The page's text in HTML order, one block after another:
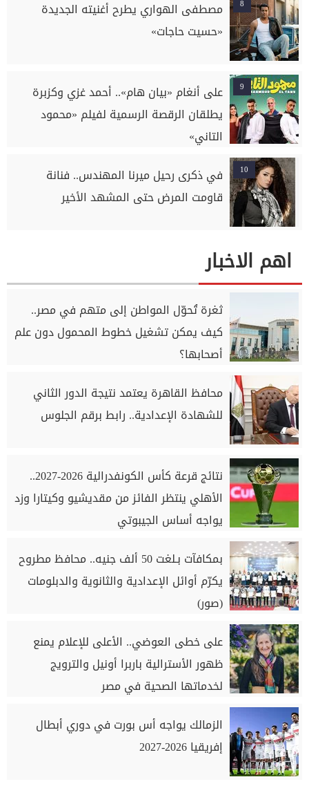
8
مصطفى الهواري يطرح أغنيته الجديدة
«حسيت حاجات»
9
على أنغام «بيان هام».. أحمد غزي وكزبرة
يطلقان الرقصة الرسمية لفيلم «محمود
التاني»
10
في ذكرى رحيل ميرنا المهندس.. فنانة
قاومت المرض حتى المشهد الأخير
اهم الاخبار
ثغرة تُحوّل المواطن إلى متهم في مصر..
كيف يمكن تشغيل خطوط المحمول دون علم
أصحابها؟
محافظ القاهرة يعتمد نتيجة الدور الثاني
للشهادة الإعدادية.. رابط برقم الجلوس
نتائج قرعة كأس الكونفدرالية 2026-2027..
الأهلي ينتظر الفائز من مقديشيو وكيتارا وزد
يواجه أساس الجيبوتي
بمكافآت بـلغت 50 ألف جنيه.. محافظ مطروح
يكرّم أوائل الإعدادية والثانوية والدبلومات
(صور)
على خطى العوضي.. الأعلى للإعلام يمنع
ظهور الأسترالية باربرا أونيل والترويج
لخدماتها الصحية في مصر
الزمالك يواجه أس بورت في دوري أبطال
إفريقيا 2026-2027